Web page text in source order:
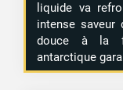
liquide va
intense saveur
douce à la
antarctique